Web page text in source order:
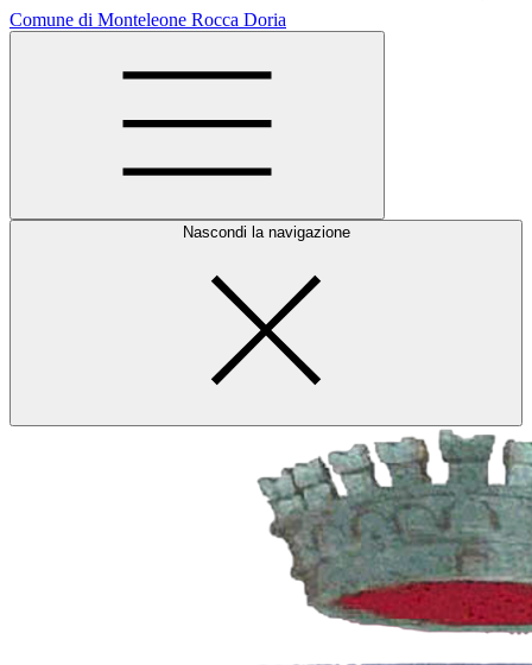
Comune di Monteleone Rocca Doria
Nascondi la navigazione